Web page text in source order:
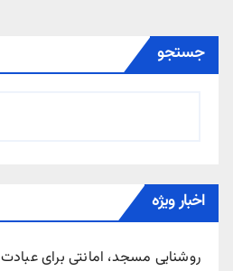
جستجو
اخبار ویژه
روشنایی مسجد، امانتی برای عبادت